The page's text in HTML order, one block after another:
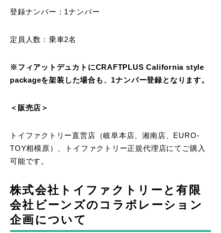
登録ナンバー：1ナンバー
定員人数：乗車2名
※フィアットデュカトにCRAFTPLUS California style
packageを架装した場合も、1ナンバー登録となります。
＜販売店＞
トイファクトリー直営店（岐阜本店、湘南店、EURO-
TOY相模原）、トイファクトリー正規代理店にてご購入
可能です。
株式会社トイファクトリーと有限
会社ビーンズのコラボレーション
企画について